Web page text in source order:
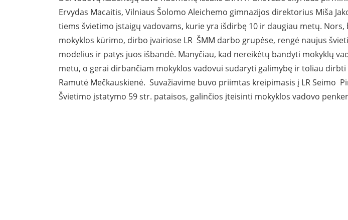
Ervydas Macaitis, Vilniaus Šolomo Aleichemo gimnazijos direktorius Miša
tiems švietimo įstaigų vadovams, kurie yra išdirbę 10 ir daugiau metų.
mokyklos kūrimo, dirbo įvairiose LR ŠMM darbo grupėse, rengė naujus
modelius ir patys juos išbandė. Manyčiau, kad nereikėtų bandyti mokyklų
metu, o gerai dirbančiam mokyklos vadovui sudaryti galimybę ir toliau
Ramutė Mečkauskienė. Suvažiavime buvo priimtas kreipimasis į LR Seimo
Švietimo įstatymo 59 str. pataisos, galinčios įteisinti mokyklos vadovo